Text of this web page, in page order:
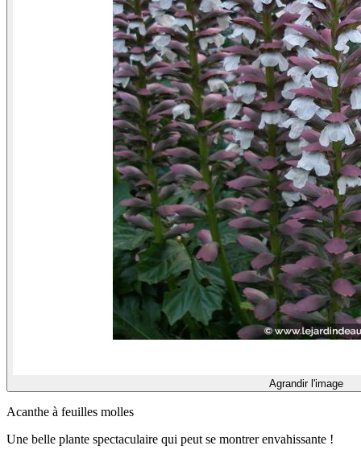
Agrandir l'image
Acanthe à feuilles molles
Une belle plante spectaculaire qui peut se montrer envahissante !